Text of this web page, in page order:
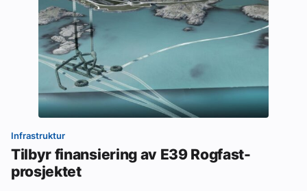
Infrastruktur
Tilbyr finansiering av E39 Rogfast-
prosjektet